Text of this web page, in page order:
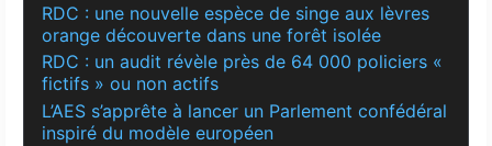
RDC : une nouvelle espèce de singe aux lèvres
orange découverte dans une forêt isolée
RDC : un audit révèle près de 64 000 policiers «
fictifs » ou non actifs
L’AES s’apprête à lancer un Parlement confédéral
inspiré du modèle européen